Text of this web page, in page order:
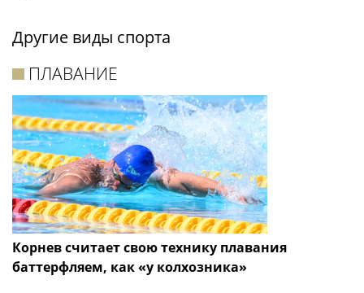
Другие виды спорта
ПЛАВАНИЕ
Корнев считает свою технику плавания
баттерфляем, как «у колхозника»